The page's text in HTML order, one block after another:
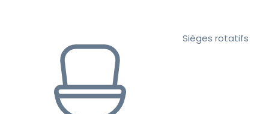
Sièges rotatifs